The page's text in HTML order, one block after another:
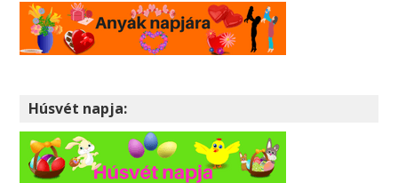
Húsvét napja: